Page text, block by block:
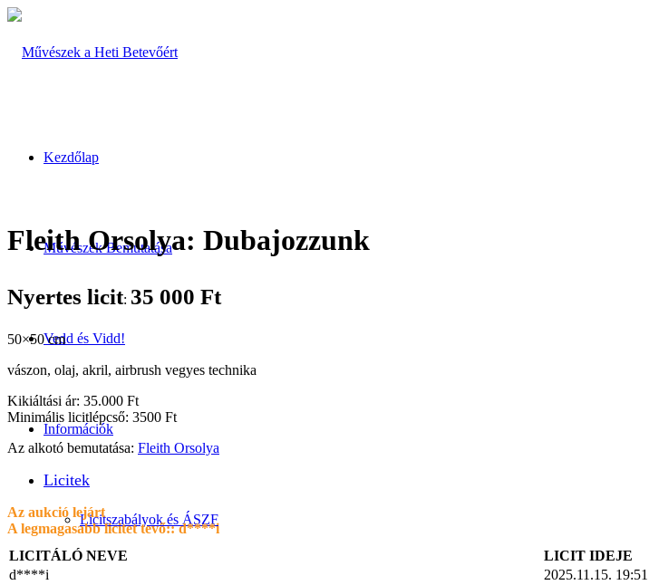
Kezdőlap
Művészek Bemutatása
Vedd és Vidd!
Információk
Licitszabályok és ÁSZF
Fleith Orsolya: Dubajozzunk
Nyertes licit: 35 000 Ft
50×50 cm
vászon, olaj, akril, airbrush vegyes technika
Kikiáltási ár: 35.000 Ft
Minimális licitlépcső: 3500 Ft
Az alkotó bemutatása: Fleith Orsolya
Licitek
Az aukció lejárt
A legmagasabb licitet tevő::d****i
LICITÁLÓ NEVE
LICIT IDEJE
d****i
2025.11.15. 19:51